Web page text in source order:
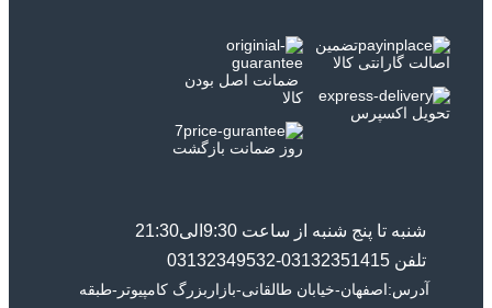
تضمین
اصالت گارانتی کالا
تحویل اکسپرس
ضمانت اصل بودن
کالا
7
روز ضمانت بازگشت
شنبه تا پنج شنبه از ساعت 9:30الی21:30
تلفن 03132351415-03132349532
آدرس:اصفهان-خیابان طالقانی-بازاربزرگ کامپیوتر-طبقه